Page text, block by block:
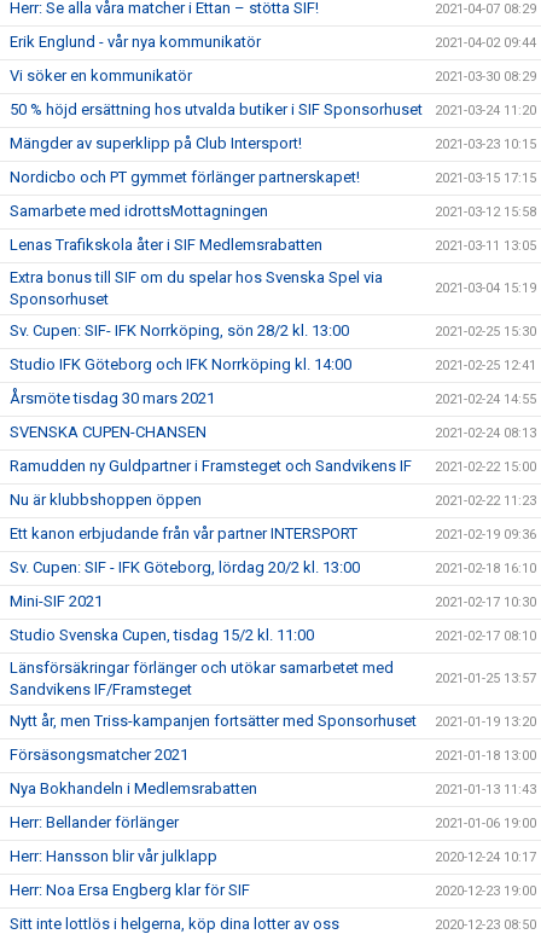
Herr: Se alla våra matcher i Ettan – stötta SIF! 2021-04-07 08:29
Erik Englund - vår nya kommunikatör 2021-04-02 09:44
Vi söker en kommunikatör 2021-03-30 08:29
50 % höjd ersättning hos utvalda butiker i SIF Sponsorhuset 2021-03-24 11:20
Mängder av superklipp på Club Intersport! 2021-03-23 10:15
Nordicbo och PT gymmet förlänger partnerskapet! 2021-03-15 17:15
Samarbete med idrottsMottagningen 2021-03-12 15:58
Lenas Trafikskola åter i SIF Medlemsrabatten 2021-03-11 13:05
Extra bonus till SIF om du spelar hos Svenska Spel via
Sponsorhuset
2021-03-04 15:19
Sv. Cupen: SIF- IFK Norrköping, sön 28/2 kl. 13:00 2021-02-25 15:30
Studio IFK Göteborg och IFK Norrköping kl. 14:00 2021-02-25 12:41
Årsmöte tisdag 30 mars 2021 2021-02-24 14:55
SVENSKA CUPEN-CHANSEN 2021-02-24 08:13
Ramudden ny Guldpartner i Framsteget och Sandvikens IF 2021-02-22 15:00
Nu är klubbshoppen öppen 2021-02-22 11:23
Ett kanon erbjudande från vår partner INTERSPORT 2021-02-19 09:36
Sv. Cupen: SIF - IFK Göteborg, lördag 20/2 kl. 13:00 2021-02-18 16:10
Mini-SIF 2021 2021-02-17 10:30
Studio Svenska Cupen, tisdag 15/2 kl. 11:00 2021-02-17 08:10
Länsförsäkringar förlänger och utökar samarbetet med
Sandvikens IF/Framsteget
2021-01-25 13:57
Nytt år, men Triss-kampanjen fortsätter med Sponsorhuset 2021-01-19 13:20
Försäsongsmatcher 2021 2021-01-18 13:00
Nya Bokhandeln i Medlemsrabatten 2021-01-13 11:43
Herr: Bellander förlänger 2021-01-06 19:00
Herr: Hansson blir vår julklapp 2020-12-24 10:17
Herr: Noa Ersa Engberg klar för SIF 2020-12-23 19:00
Sitt inte lottlös i helgerna, köp dina lotter av oss 2020-12-23 08:50